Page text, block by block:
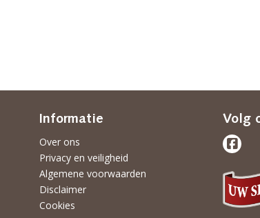
Informatie
Over ons
Privacy en veiligheid
Algemene voorwaarden
Disclaimer
Cookies
Volg